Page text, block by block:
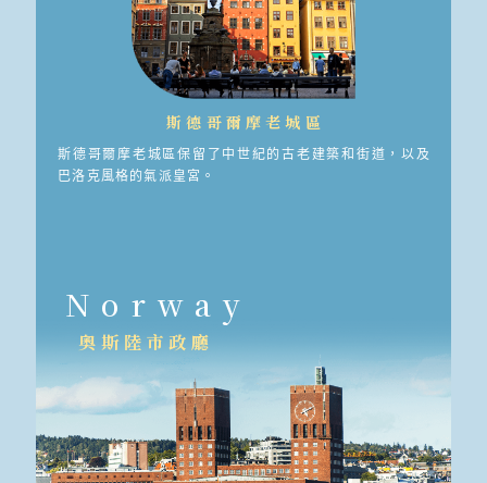
斯德哥爾摩老城區
斯德哥爾摩老城區保留了中世紀的古老建築和街道，以及
巴洛克風格的氣派皇宮。
Norway
奧斯陸市政廳